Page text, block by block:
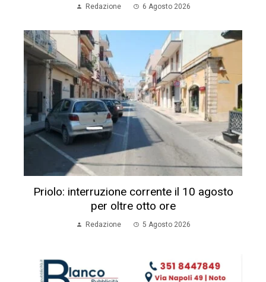
Redazione 6 Agosto 2026
Priolo: interruzione corrente il 10 agosto
per oltre otto ore
Redazione 5 Agosto 2026